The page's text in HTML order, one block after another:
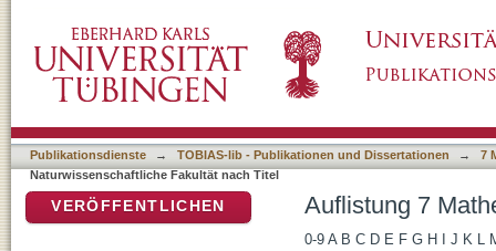
Publikationsdienste → TOBIAS-lib - Publikationen und Dissertationen →
7
Naturwissenschaftliche Fakultät nach Titel
Auflistung 7
0-9 A B C D E F G H J K L
VERÖFFENTLICHEN